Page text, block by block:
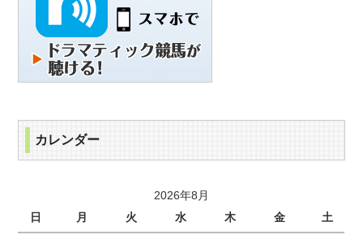
カレンダー
2026年8月
日
月 火 水 木 金 土